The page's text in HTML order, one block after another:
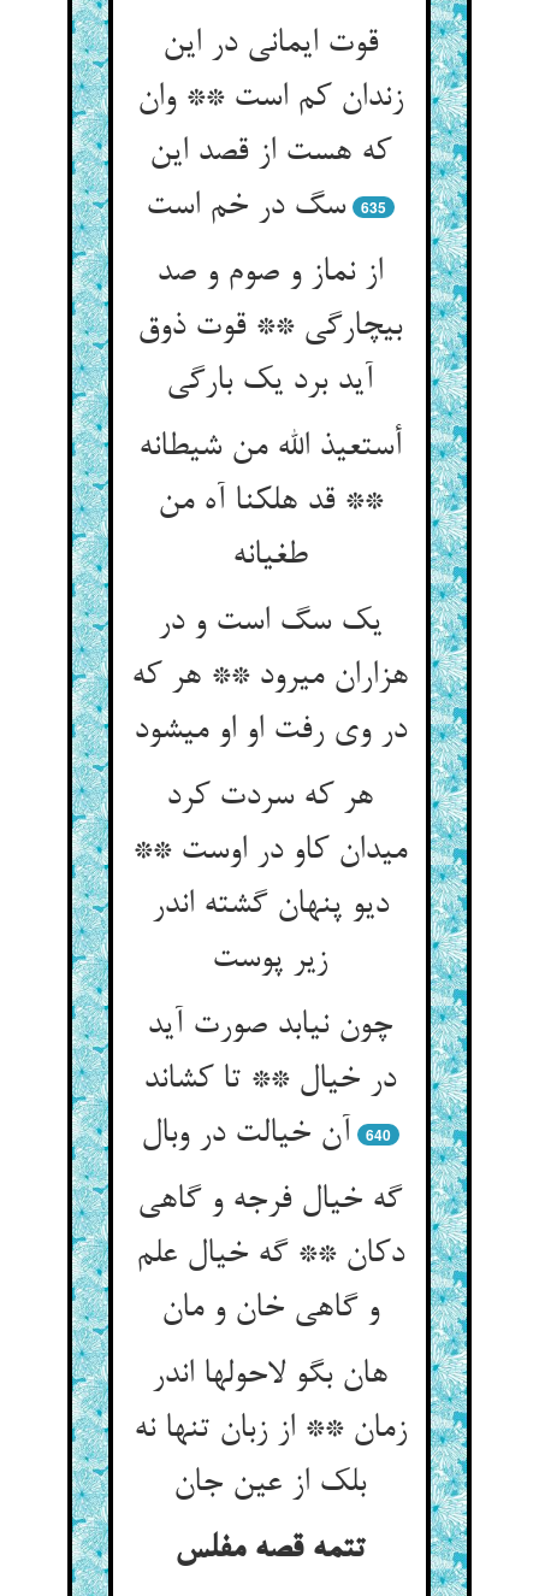
قوت ایمانی در این
زندان کم است ** وان
که هست از قصد این
سگ در خم است‏
635
از نماز و صوم و صد
بی‏چارگی ** قوت ذوق
آید برد یک بارگی‏
أستعیذ الله من شیطانه
** قد هلکنا آه من
طغیانه‏
یک سگ است و در
هزاران می‏رود ** هر که
در وی رفت او او می‏شود
هر که سردت کرد
می‏دان کاو در اوست **
دیو پنهان گشته اندر
زیر پوست‏
چون نیابد صورت آید
در خیال ** تا کشاند
آن خیالت در وبال‏
640
گه خیال فرجه و گاهی
دکان ** گه خیال علم
و گاهی خان و مان‏
هان بگو لاحولها اندر
زمان ** از زبان تنها نه
بلک از عین جان‏
تتمه قصه مفلس